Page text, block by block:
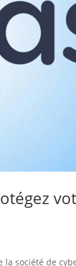
société de